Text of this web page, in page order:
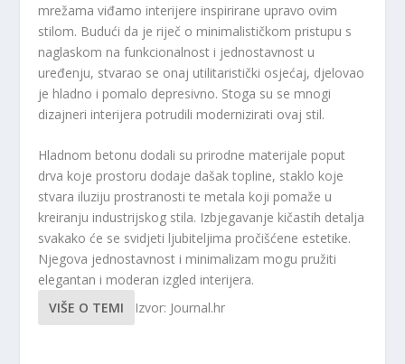
mrežama viđamo interijere inspirirane upravo ovim
stilom. Budući da je riječ o minimalističkom pristupu s
naglaskom na funkcionalnost i jednostavnost u
uređenju, stvarao se onaj utilitaristički osjećaj, djelovao
je hladno i pomalo depresivno. Stoga su se mnogi
dizajneri interijera potrudili modernizirati ovaj stil.
Hladnom betonu dodali su prirodne materijale poput
drva koje prostoru dodaje dašak topline, staklo koje
stvara iluziju prostranosti te metala koji pomaže u
kreiranju industrijskog stila. Izbjegavanje kičastih detalja
svakako će se svidjeti ljubiteljima pročišćene estetike.
Njegova jednostavnost i minimalizam mogu pružiti
elegantan i moderan izgled interijera.
VIŠE O TEMI
Izvor: Journal.hr